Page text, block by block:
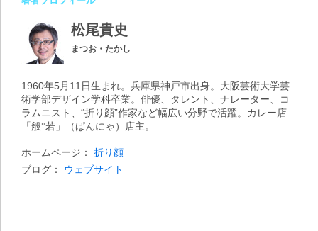
松尾貴史
まつお・たかし
1960年5月11日生まれ。兵庫県神戸市出身。大阪芸術大学芸
術学部デザイン学科卒業。俳優、タレント、ナレーター、コ
ラムニスト、“折り顔”作家など幅広い分野で活躍。カレー店
「般°若」（ぱんにゃ）店主。
ホームページ：
折り顔
ブログ：
ウェブサイト